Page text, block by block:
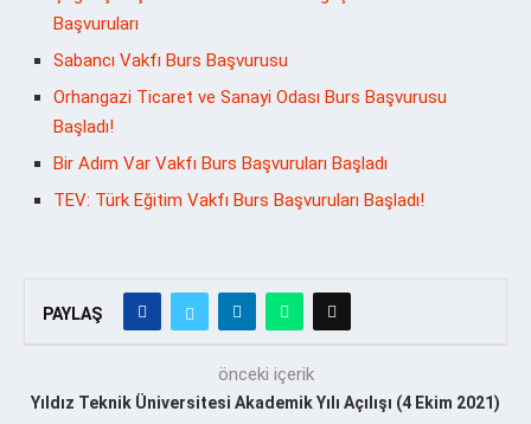
Başvuruları
Sabancı Vakfı Burs Başvurusu
Orhangazi Ticaret ve Sanayi Odası Burs Başvurusu
Başladı!
Bir Adım Var Vakfı Burs Başvuruları Başladı
TEV: Türk Eğitim Vakfı Burs Başvuruları Başladı!
PAYLAŞ
önceki içerik
Yıldız Teknik Üniversitesi Akademik Yılı Açılışı (4 Ekim 2021)